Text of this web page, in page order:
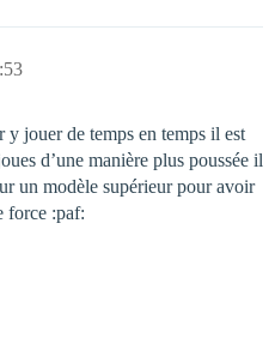
y jouer de temps en temps il est
d’une manière plus poussée il
un modèle supérieur pour avoir
force :paf: